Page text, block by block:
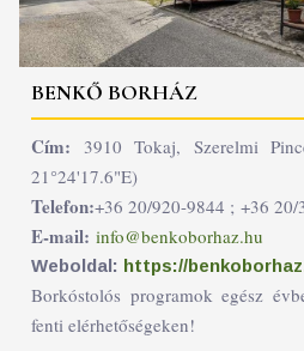
BENKŐ BORHÁZ
Cím: 3910 Tokaj, Szerelmi
21°24'17.6"E)
Telefon:+36 20/920-9844 ; +36 20/
E-mail: info@benkoborhaz.hu
Weboldal: https://
Borkóstolós programok egész
fenti elérhetőségeken!